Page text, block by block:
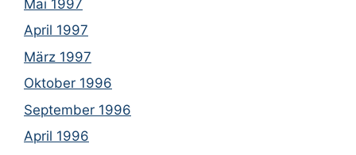
Mai 1997
April 1997
März 1997
Oktober 1996
September 1996
April 1996